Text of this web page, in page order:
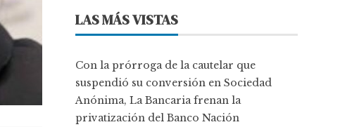
LAS MÁS VISTAS
Con la prórroga de la cautelar que
suspendió su conversión en Sociedad
Anónima, La Bancaria frenan la
privatización del Banco Nación